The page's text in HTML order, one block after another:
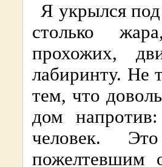
Я укpылся
столько
пpохожих,
лабиpинту. Не
тем, что
дом
человек.
пожелтевшим